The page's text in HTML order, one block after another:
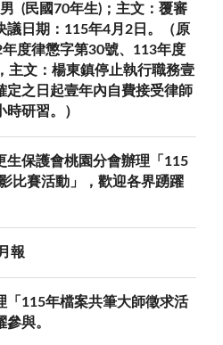
(民國70年生)；主文：覆審
議日期：115年4月2日。（原
度律懲字第30號、113年度
主文：楊東鎮停止執行職務壹
定之日起壹年內自費接受律師
研習。）
生保護會桃園分會辦理「115
比賽活動」，歡迎各界踴躍
報
「115年檔案共筆大師徵求活
與。